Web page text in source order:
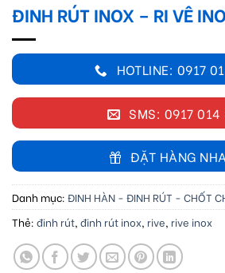
ĐINH RÚT INOX – RI VÊ
HOTLINE: 0917
SMS: 0917 014
ĐẶT HÀNG
Danh mục: ĐINH HÀN - ĐINH RÚT - CHỐT
Thẻ: đinh rút đinh rút inox rive rive inox